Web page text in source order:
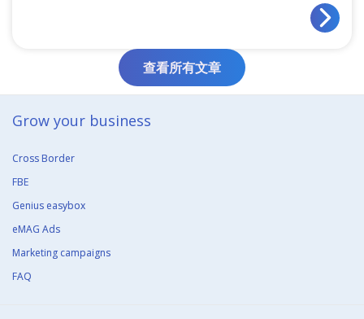
查看所有文章
Grow your business​
Cross Border
FBE
Genius easybox
eMAG Ads
Marketing campaigns
FAQ